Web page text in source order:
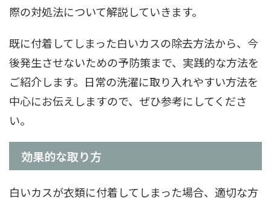
際の対処法について解説していきます。
既に付着してしまった白いカスの除去方法から、今
後発生させないための予防策まで、実践的な方法を
ご紹介します。日常の洗濯に取り入れやすい方法を
中心にお伝えしますので、ぜひ参考にしてくださ
い。
効果的な取り方
白いカスが衣類に付着してしまった場合、適切な方